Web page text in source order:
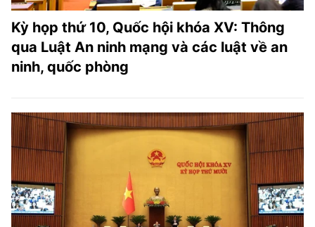
Kỳ họp thứ 10, Quốc hội khóa XV: Thông
qua Luật An ninh mạng và các luật về an
ninh, quốc phòng